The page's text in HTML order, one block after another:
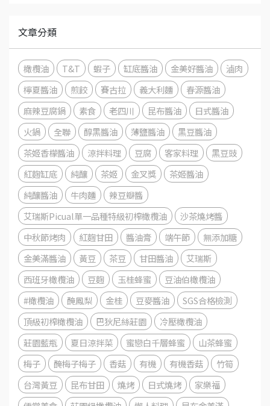
文章分類
橄欖油 T&T 蝦子 缸底醬油 金美好醬油
滷肉
檸夏醬油
煎餃 賽古拉 義大利麵
春源醬油
麻辣豆腐鍋
素食 老四川 昆布醬油
日式醬油
火鍋
全聯 醇黑醬油 薄鹽醬油
黑豆醬油
茶姬香檬醬油
涼拌料理 豆腐 客家料理
黑豆豉
紅麴缸底
純釀 茶姬 金叉獎
茶姬醬油
純釀醬油
牛肉麵
辣豆瓣醬
艾瑞斯Picual單一品種特級初榨橄欖油
沙茶燒烤醬
中秋節烤肉
紅麴甘田 醬油膏 端午節
無添加糖
金美滿醬油
黃豆 茶豆 甘田醬油
艾瑞斯
西班牙橄欖油
豆麴 玉桂蜂蜜
豆油伯橄欖油
#橄欖油
醃鳳梨 金桂 豆麥醬油
SGS合格檢測
頂級初榨橄欖油
巴狄尼絲莊園
冷壓橄欖油
莊園藍瓶
夏日涼拌菜 蜜戀白千層蜂蜜
山茶蜂蜜
梅子
醃梅子梅子 香菇 有機 有機香菇
竹筍
台灣黃豆
昆布甘田 燒烤 日式燒烤
家樂福